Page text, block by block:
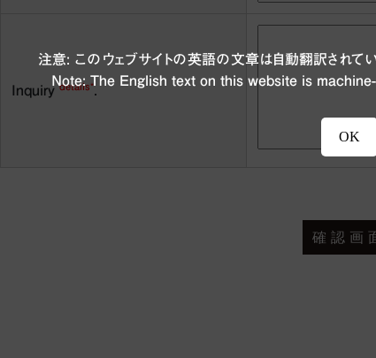
Inquirydetails*.
注意: このウェブサイトの英語の文章は自動翻訳されて
Note: The English text on this website is
OK